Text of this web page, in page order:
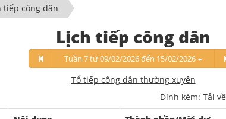
tiếp công dân
Lịch tiếp công dân
Tuần 7 từ 09/02/2026 đến 15/02/2026
Tổ tiếp công dân thường xuyên
Đính kèm: Tải về